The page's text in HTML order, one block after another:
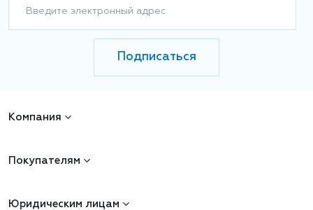
Введите электронный адрес
Подписаться
Компания
Покупателям
Юридическим лицам